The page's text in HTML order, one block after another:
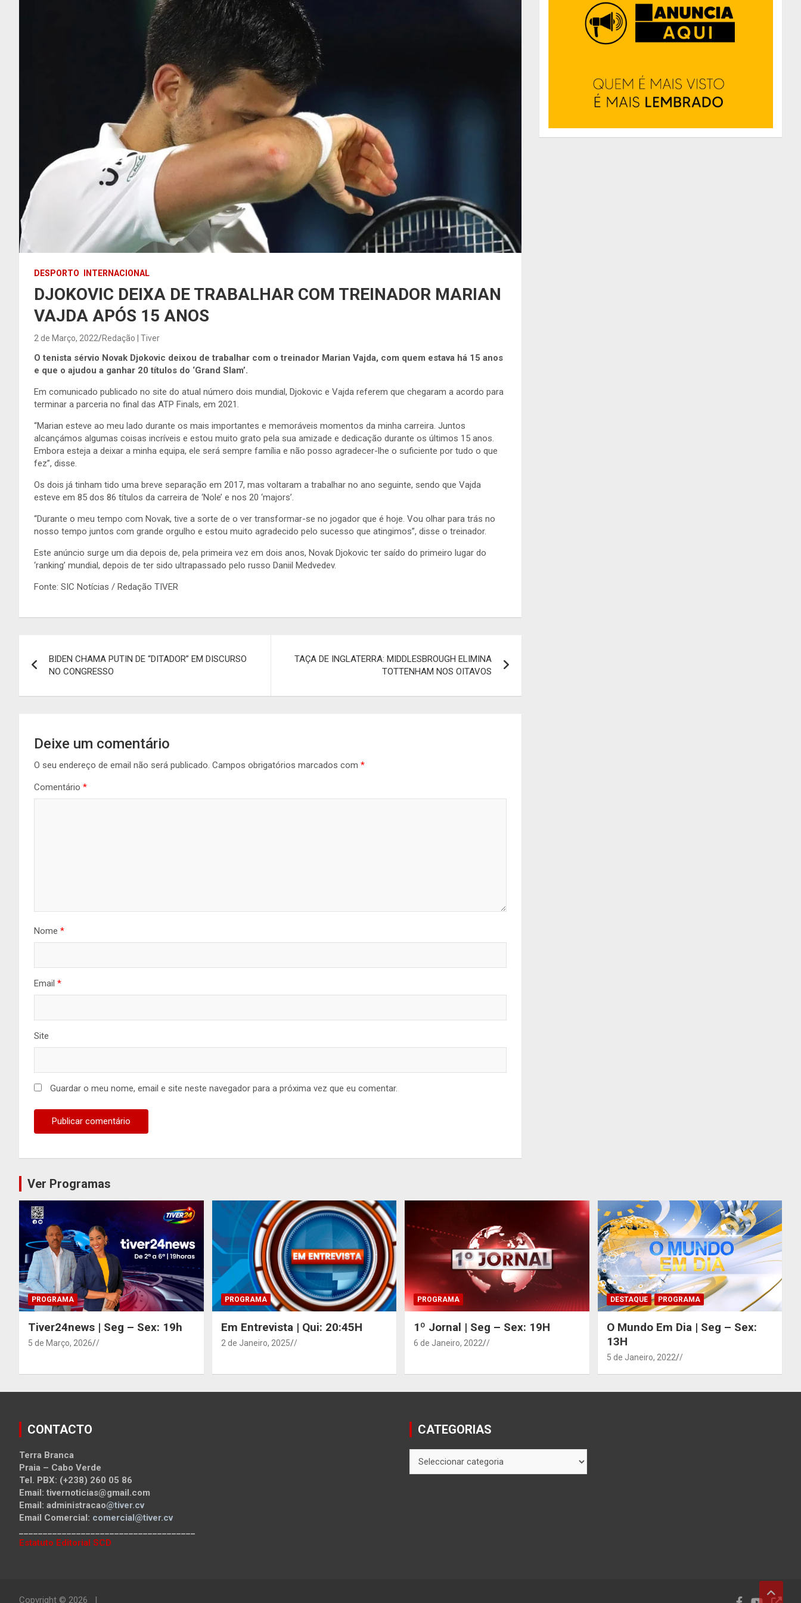
DESPORTO INTERNACIONAL
DJOKOVIC DEIXA DE TRABALHAR COM TREINADOR MARIAN
VAJDA APÓS 15 ANOS
2 de Março, 2022 Redação | Tiver
O tenista sérvio Novak Djokovic deixou de trabalhar com o treinador Marian Vajda, com quem estava há 15 anos
e que o ajudou a ganhar 20 títulos do ‘Grand Slam’.
Em comunicado publicado no site do atual número dois mundial, Djokovic e Vajda referem que chegaram a acordo para
terminar a parceria no final das ATP Finals, em 2021.
“Marian esteve ao meu lado durante os mais importantes e memoráveis momentos da minha carreira. Juntos
alcançámos algumas coisas incríveis e estou muito grato pela sua amizade e dedicação durante os últimos 15 anos.
Embora esteja a deixar a minha equipa, ele será sempre família e não posso agradecer-lhe o suficiente por tudo o que
fez”, disse.
Os dois já tinham tido uma breve separação em 2017, mas voltaram a trabalhar no ano seguinte, sendo que Vajda
esteve em 85 dos 86 títulos da carreira de ‘Nole’ e nos 20 ‘majors’.
“Durante o meu tempo com Novak, tive a sorte de o ver transformar-se no jogador que é hoje. Vou olhar para trás no
nosso tempo juntos com grande orgulho e estou muito agradecido pelo sucesso que atingimos”, disse o treinador.
Este anúncio surge um dia depois de, pela primeira vez em dois anos, Novak Djokovic ter saído do primeiro lugar do
‘ranking’ mundial, depois de ter sido ultrapassado pelo russo Daniil Medvedev.
Fonte: SIC Notícias / Redação TIVER
de
artigos
BIDEN CHAMA PUTIN DE “DITADOR” EM DISCURSO
NO CONGRESSO
TAÇA DE INGLATERRA: MIDDLESBROUGH ELIMINA
TOTTENHAM NOS OITAVOS
Deixe um comentário
O seu endereço de email não será publicado. Campos obrigatórios marcados com *
Comentário *
Nome *
Email *
Site
Guardar o meu nome, email e site neste navegador para a próxima vez que eu comentar.
Ver Programas
PROGRAMA
Tiver24news | Seg – Sex: 19h
5 de Março, 2026 /
PROGRAMA
Em Entrevista | Qui: 20:45H
2 de Janeiro, 2025 /
PROGRAMA
1º Jornal | Seg – Sex: 19H
6 de Janeiro, 2022 /
DESTAQUE PROGRAMA
O Mundo Em Dia | Seg – Sex:
13H
5 de Janeiro, 2022 /
CONTACTO
Terra Branca
Praia – Cabo Verde
Tel. PBX: (+238) 260 05 86
Email: tivernoticias@gmail.com
Email: administracao@tiver.cv
Email Comercial: comercial@tiver.cv
Estatuto Editorial SCD
CATEGORIAS
Copyright © 2026